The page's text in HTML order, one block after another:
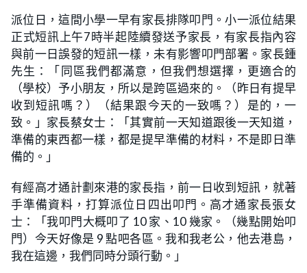
2
6
%
派位日，這間小學一早有家長排隊叩門。小一派位結果
正式短訊上午7時半起陸續發送予家長，有家長指內容
與前一日誤發的短訊一樣，未有影響叩門部署。家長鍾
先生：「同區我們都滿意，但我們想選擇，更適合的
（學校）予小朋友，所以是跨區過來的。（昨日有提早
收到短訊嗎？）（結果跟今天的一致嗎？）是的，一
致。」家長蔡女士：「其實前一天知道跟後一天知道，
準備的東西都一樣，都是提早準備的材料，不是即日準
備的。」
有經高才通計劃來港的家長指，前一日收到短訊，就著
手準備資料，打算派位日四出叩門。高才通家長張女
士：「我叩門大概叩了 10 家、10 幾家。（幾點開始叩
門）今天好像是 9 點吧各區。我和我老公，他去港島，
我在這邊，我們同時分頭行動。」